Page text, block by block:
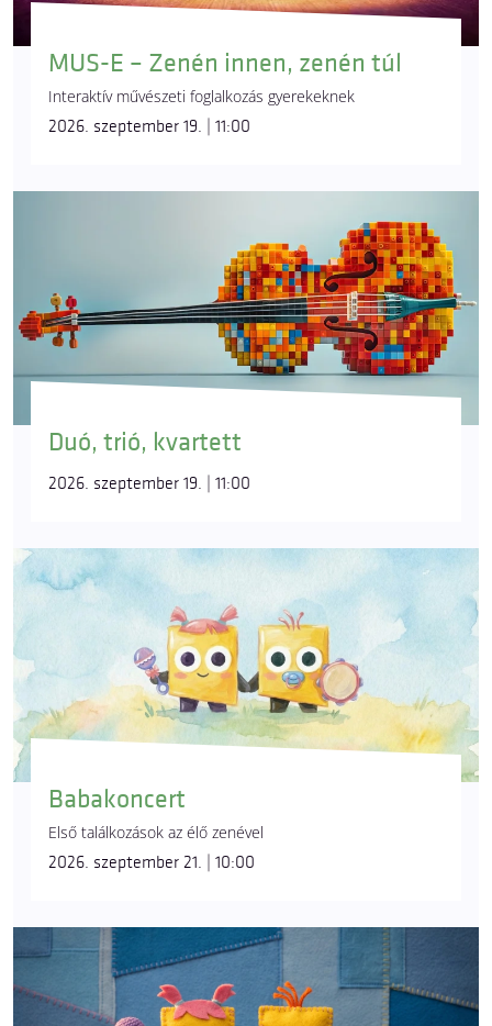
MUS-E – Zenén innen, zenén túl
Interaktív művészeti foglalkozás gyerekeknek
2026. szeptember 19. | 11:00
Duó, trió, kvartett
2026. szeptember 19. | 11:00
Babakoncert
Első találkozások az élő zenével
2026. szeptember 21. | 10:00